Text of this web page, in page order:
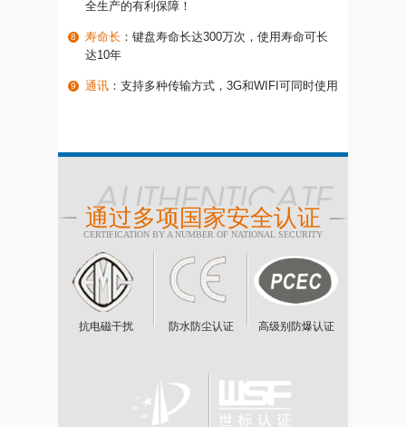
全生产的有利保障！
寿命长 ：键盘寿命长达300万次，使用寿命可长
达10年
通讯 ：支持多种传输方式，3G和WIFI可同时使用
通过多项国家安全认证
CERTIFICATION BY A NUMBER OF NATIONAL SECURITY
抗电磁干扰 防水防尘认证 高级别防爆认证